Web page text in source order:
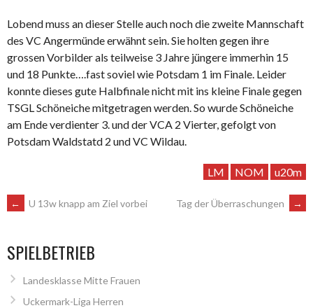
Lobend muss an dieser Stelle auch noch die zweite Mannschaft
des VC Angermünde erwähnt sein. Sie holten gegen ihre
grossen Vorbilder als teilweise 3 Jahre jüngere immerhin 15
und 18 Punkte….fast soviel wie Potsdam 1 im Finale. Leider
konnte dieses gute Halbfinale nicht mit ins kleine Finale gegen
TSGL Schöneiche mitgetragen werden. So wurde Schöneiche
am Ende verdienter 3. und der VCA 2 Vierter, gefolgt von
Potsdam Waldstatd 2 und VC Wildau.
LM NOM u20m
ARTIKEL-
NAVIGATION
← U 13w knapp am Ziel vorbei Tag der Überraschungen →
SPIELBETRIEB
Landesklasse Mitte Frauen
Uckermark-Liga Herren